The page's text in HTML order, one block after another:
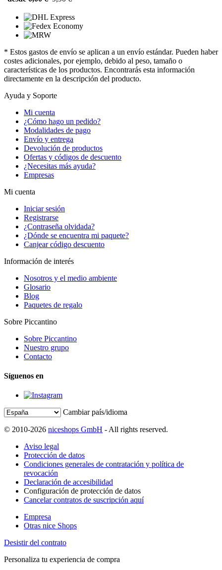
* Estos gastos de envío se aplican a un envío estándar. Pueden haber
costes adicionales, por ejemplo, debido al peso, tamaño o
características de los productos. Encontrarás esta información
directamente en la descripción del producto.
Ayuda y Soporte
Mi cuenta
¿Cómo hago un pedido?
Modalidades de pago
Envío y entrega
Devolución de productos
Ofertas y códigos de descuento
¿Necesitas más ayuda?
Empresas
Mi cuenta
Iniciar sesión
Registrarse
¿Contraseña olvidada?
¿Dónde se encuentra mi paquete?
Canjear código descuento
Información de interés
Nosotros y el medio ambiente
Glosario
Blog
Paquetes de regalo
Sobre Piccantino
Sobre Piccantino
Nuestro grupo
Contacto
Síguenos en
Cambiar país/idioma
© 2010-2026 niceshops GmbH - All rights reserved.
Aviso legal
Protección de datos
Condiciones generales de contratación y política de
revocación
Declaración de accesibilidad
Configuración de protección de datos
Cancelar contratos de suscripción aquí
Empresa
Otras nice Shops
Desistir del contrato
Personaliza tu experiencia de compra